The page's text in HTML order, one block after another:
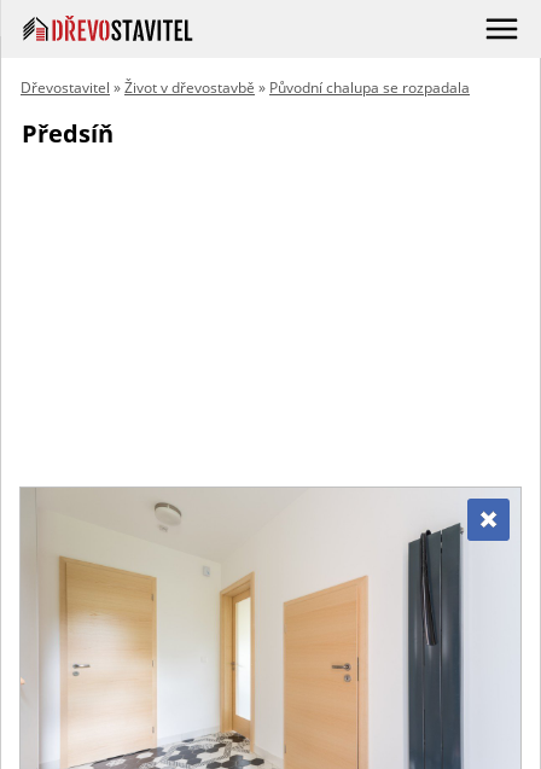
Dřevostavitel »Život v dřevostavbě » Původní chalupa se rozpadala
Předsíň